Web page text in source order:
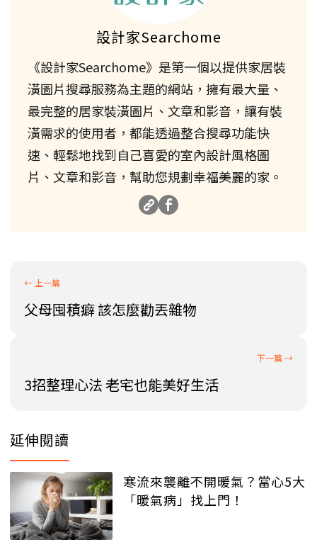
設計家Searchome
《設計家Searchome》是第一個以提供家居裝
潢圖片搜尋服務為主題的網站，擁有最大量、
最完整的居家裝潢圖片、文章和影音，讓有裝
潢需求的使用者，都能透過整合搜尋功能快
速、輕鬆地找到自己喜愛的室內設計風格圖
片、文章和影音，幫助您規劃幸福美麗的家。
父母囤積癖 該怎麼勸丟雜物
3招整理心法 老宅也能美好生活
延伸閱讀
寒流來襲離不開暖氣？當心5大
「暖氣病」找上門！